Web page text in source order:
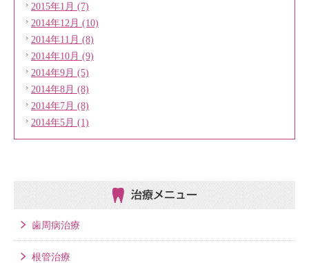
2015年1月 (7)
2014年12月 (10)
2014年11月 (8)
2014年10月 (9)
2014年9月 (5)
2014年8月 (8)
2014年7月 (8)
2014年5月 (1)
治療メニュー
歯周病治療
根管治療